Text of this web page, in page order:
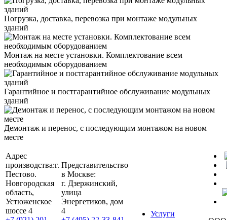
Погрузка, доставка, перевозка при монтаже модульных
зданий
Монтаж на месте установки. Комплектование всем
необходимым оборудованием
Гарантийное и постгарантийное обслуживание модульных
зданий
Демонтаж и перенос, с последующим монтажом на новом
месте
Адрес
производства:г.
Пестово.
Новгородская
область,
Устюженское
шоссе 4
Представительство
в Москве:
г. Дзержинский,
улица
Энергетиков, дом
4
Услуги